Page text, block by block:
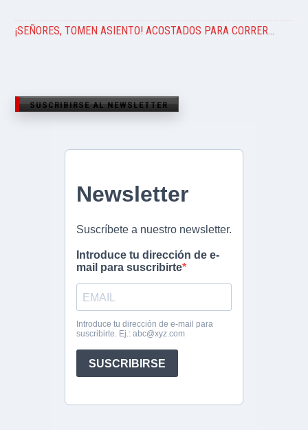
¡SEÑORES, TOMEN ASIENTO! ACOSTADOS PARA CORRER…
SUSCRIBIRSE AL NEWSLETTER